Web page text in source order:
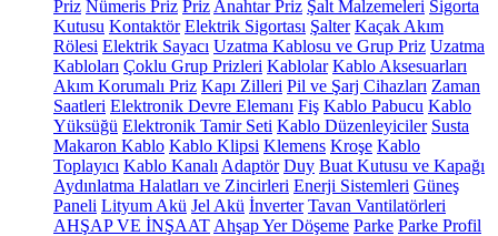
Priz Nümeris Priz Priz Anahtar Priz Şalt Malzemeleri Sigorta
Kutusu Kontaktör Elektrik Sigortası Şalter Kaçak Akım
Rölesi Elektrik Sayacı Uzatma Kablosu ve Grup Priz Uzatma
Kabloları Çoklu Grup Prizleri Kablolar Kablo Aksesuarları
Akım Korumalı Priz Kapı Zilleri Pil ve Şarj Cihazları Zaman
Saatleri Elektronik Devre Elemanı Fiş Kablo Pabucu Kablo
Yüksüğü Elektronik Tamir Seti Kablo Düzenleyiciler Susta
Makaron Kablo Kablo Klipsi Klemens Kroşe Kablo
Toplayıcı Kablo Kanalı Adaptör Duy Buat Kutusu ve Kapağı
Aydınlatma Halatları ve Zincirleri Enerji Sistemleri Güneş
Paneli Lityum Akü Jel Akü İnverter Tavan Vantilatörleri
AHŞAP VE İNŞAAT Ahşap Yer Döşeme Parke Parke Profil